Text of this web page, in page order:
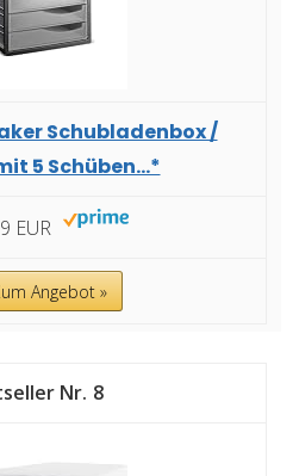
Schubladenbox /
5 Schüben...*
EUR
Angebot »
8